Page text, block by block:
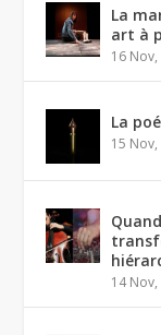
La
art à
16
La
15
14